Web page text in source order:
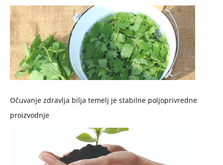
Očuvanje zdravlja bilja temelj je stabilne poljoprivredne
proizvodnje